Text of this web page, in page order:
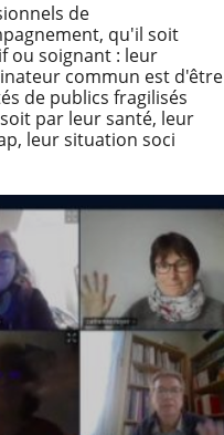
de
qu'il soit
ou soignant : leur
commun est d'être
de publics fragilisés
par leur santé, leur
leur situation soci